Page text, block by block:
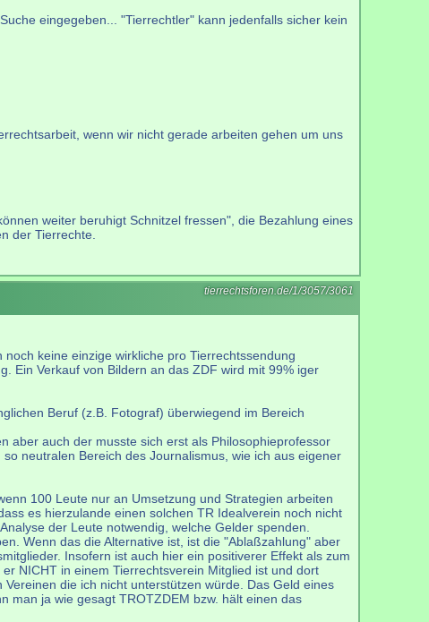
eingegeben... "Tierrechtler" kann jedenfalls sicher kein
wenn wir nicht gerade arbeiten gehen um uns
weiter beruhigt Schnitzel fressen", die Bezahlung eines
der Tierrechte.
tierrechtsforen.de/1/3057/3061
keine einzige wirkliche pro Tierrechtssendung
Ein Verkauf von Bildern an das ZDF wird mit 99% iger
Beruf (z.B. Fotograf) überwiegend im Bereich
aber auch der musste sich erst als Philosophieprofessor
neutralen Bereich des Journalismus, wie ich aus eigener
100 Leute nur an Umsetzung und Strategien arbeiten
es hierzulande einen solchen TR Idealverein noch nicht
der Leute notwendig, welche Gelder spenden.
Wenn das die Alternative ist, ist die "Ablaßzahlung" aber
Insofern ist auch hier ein positiverer Effekt als zum
NICHT in einem Tierrechtsverein Mitglied ist und dort
die ich nicht unterstützen würde. Das Geld eines
man ja wie gesagt TROTZDEM bzw. hält einen das